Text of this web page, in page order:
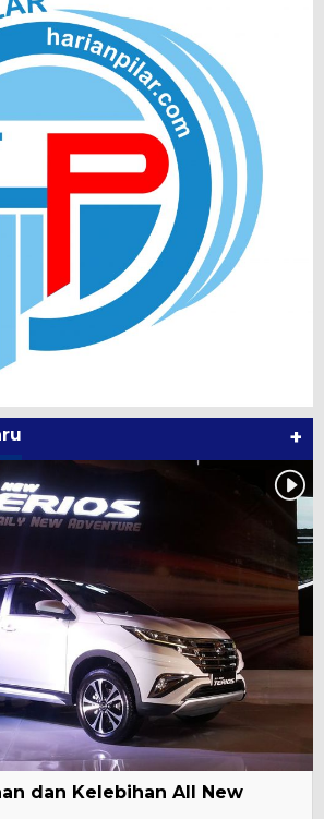
+
dan Kelebihan All New